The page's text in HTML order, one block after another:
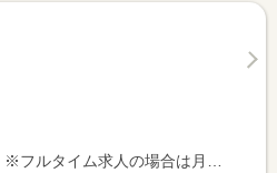
（換算額）、パート求人の場合は時間額を表示しています。